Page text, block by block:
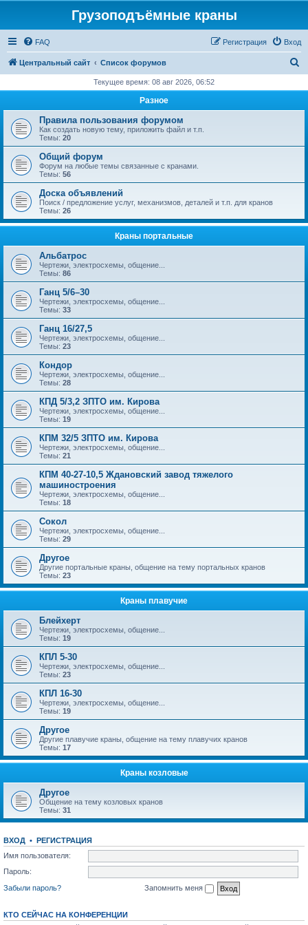
Грузоподъёмные краны
FAQ Вход
Регистрация
Центральный сайт Список форумов
с
Текущее время: 08 авг 2026, 06:52
Разное
Правила пользования форумом
Как создать новую тему, приложить файл и т.п.
Темы: 20
Общий форум
Форум на любые темы связанные с кранами.
Темы: 56
Доска объявлений
Поиск / предложение услуг, механизмов, деталей и т.п. для кранов
Темы: 26
Краны портальные
Альбатрос
Чертежи, электросхемы, общение...
Темы: 86
Ганц 5/6–30
Чертежи, электросхемы, общение...
Темы: 33
Ганц 16/27,5
Чертежи, электросхемы, общение...
Темы: 23
Кондор
Чертежи, электросхемы, общение...
Темы: 28
КПД 5/3,2 ЗПТО им. Кирова
Чертежи, электросхемы, общение...
Темы: 19
КПМ 32/5 ЗПТО им. Кирова
Чертежи, электросхемы, общение...
Темы: 21
КПМ 40-27-10,5 Ждановский завод тяжелого
машиностроения
Чертежи, электросхемы, общение...
Темы: 18
Сокол
Чертежи, электросхемы, общение...
Темы: 29
Другое
Другие портальные краны, общение на тему портальных кранов
Темы: 23
Краны плавучие
Блейхерт
Чертежи, электросхемы, общение...
Темы: 19
КПЛ 5-30
Чертежи, электросхемы, общение...
Темы: 23
КПЛ 16-30
Чертежи, электросхемы, общение...
Темы: 19
Другое
Другие плавучие краны, общение на тему плавучих кранов
Темы: 17
Краны козловые
Другое
Общение на тему козловых кранов
Темы: 31
ВХОД • РЕГИСТРАЦИЯ
Имя пользователя:
Пароль:
Забыли пароль?
Запомнить меня
КТО СЕЙЧАС НА КОНФЕРЕНЦИИ